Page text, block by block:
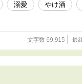
溺愛 やけ酒
文字数 69,915 最